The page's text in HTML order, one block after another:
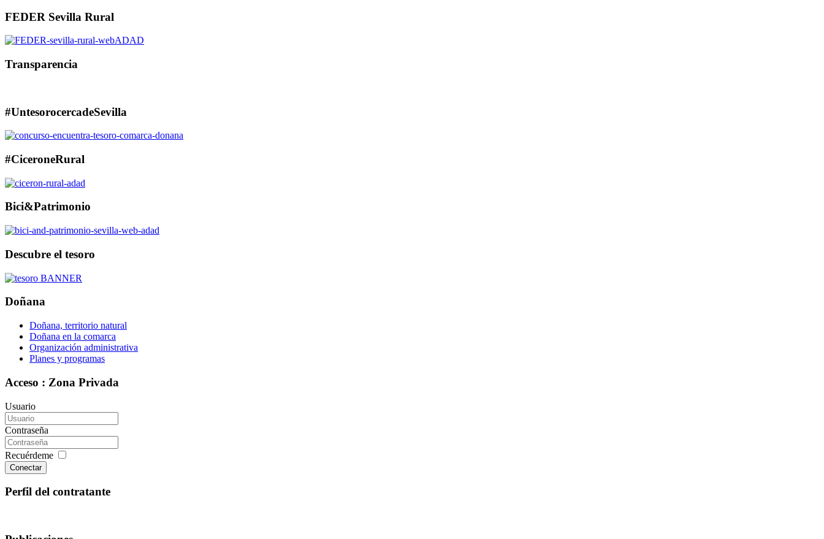
FEDER Sevilla Rural
Transparencia
#UntesorocercadeSevilla
#CiceroneRural
Bici&Patrimonio
Descubre el tesoro
Doñana
Doñana, territorio natural
Doñana en la comarca
Organización administrativa
Planes y programas
Acceso : Zona Privada
Usuario
Contraseña
Recuérdeme
Conectar
Perfil del contratante